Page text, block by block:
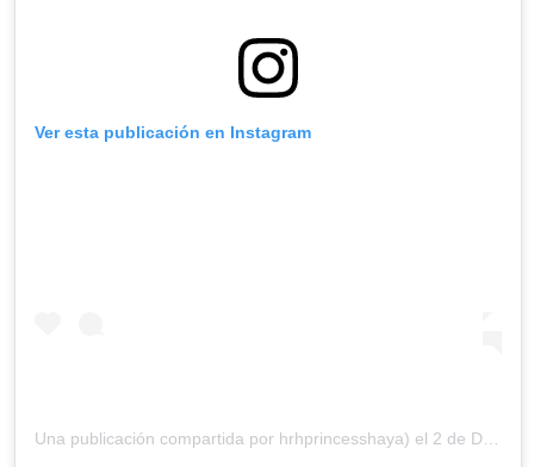
Ver esta publicación en Instagram
Una publicación compartida por hrhprincesshaya) el 2 de Dic de 2018 a las 10:01 PST